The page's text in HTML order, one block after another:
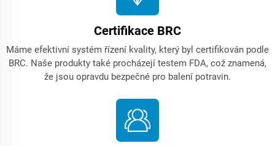
Certifikace BRC
Máme efektivní systém řízení kvality, který byl certifikován podle
BRC. Naše produkty také procházejí testem FDA, což znamená,
že jsou opravdu bezpečné pro balení potravin.